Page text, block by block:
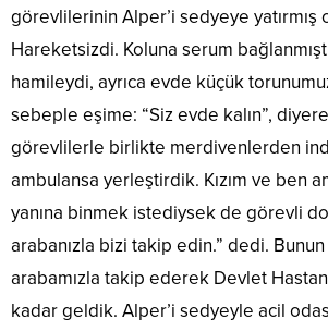
görevlilerinin Alper’i sedyeye yatırmış
Hareketsizdi. Koluna serum
hamileydi, ayrıca evde küçük
sebeple eşime: “Siz evde kalın”,
görevlilerle birlikte merdivenlerden
ambulansa yerleştirdik. Kızım ve ben
yanına binmek istediysek de görevli
arabanızla bizi takip edin.” dedi. Bunun
arabamızla takip ederek Devlet
kadar geldik. Alper’i sedyeyle acil